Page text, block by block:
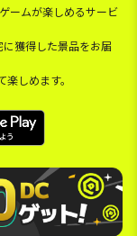
ームが楽しめるサービ
獲得した景品をお届
しめます。